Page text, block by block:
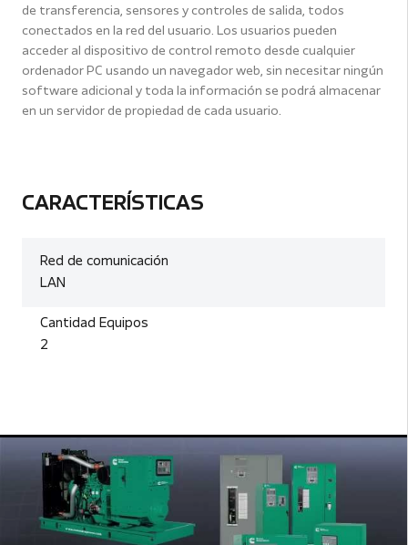
de transferencia, sensores y controles de salida, todos
conectados en la red del usuario. Los usuarios pueden
acceder al dispositivo de control remoto desde cualquier
ordenador PC usando un navegador web, sin necesitar ningún
software adicional y toda la información se podrá almacenar
en un servidor de propiedad de cada usuario.
CARACTERÍSTICAS
Red de comunicación
LAN
Cantidad Equipos
2